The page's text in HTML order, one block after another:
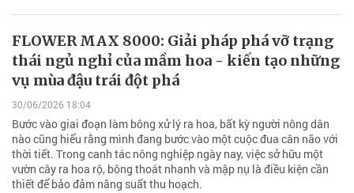
FLOWER MAX 8000: Giải pháp phá vỡ trạng
thái ngủ nghỉ của mầm hoa - kiến tạo những
vụ mùa đậu trái đột phá
30/06/2026 18:04
Bước vào giai đoạn làm bông xử lý ra hoa, bất kỳ người nông dân
nào cũng hiểu rằng mình đang bước vào một cuộc đua cân não với
thời tiết. Trong canh tác nông nghiệp ngày nay, việc sở hữu một
vườn cây ra hoa rộ, bông thoát nhanh và mập nụ là điều kiện cần
thiết để bảo đảm năng suất thu hoạch.